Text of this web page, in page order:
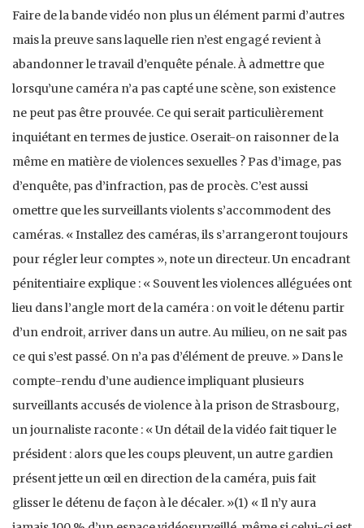
Faire de la bande vidéo non plus un élément parmi d’autres
mais la preuve sans laquelle rien n’est engagé revient à
abandonner le travail d’enquête pénale. À admettre que
lorsqu’une caméra n’a pas capté une scène, son existence
ne peut pas être prouvée. Ce qui serait par­ticulièrement
inquiétant en termes de justice. Oserait-on raisonner de la
même en matière de violences sexuelles ? Pas d’image, pas
d’enquête, pas d’infraction, pas de pro­cès. C’est aussi
omettre que les surveillants violents s’accom­modent des
caméras. « Installez des caméras, ils s’arran­geront toujours
pour régler leur comptes », note un direc­teur. Un encadrant
pénitentiaire explique : « Souvent les violences alléguées ont
lieu dans l’angle mort de la caméra : on voit le détenu partir
d’un endroit, arriver dans un autre. Au milieu, on ne sait pas
ce qui s’est passé. On n’a pas d’élément de preuve. » Dans le
compte-rendu d’une audience impliquant plusieurs
surveillants accusés de violence à la prison de Strasbourg,
un journaliste raconte : « Un détail de la vidéo fait tiquer le
président : alors que les coups pleuvent, un autre gardien
présent jette un œil en direction de la caméra, puis fait
glisser le détenu de façon à le décaler. »(1) « Il n’y aura